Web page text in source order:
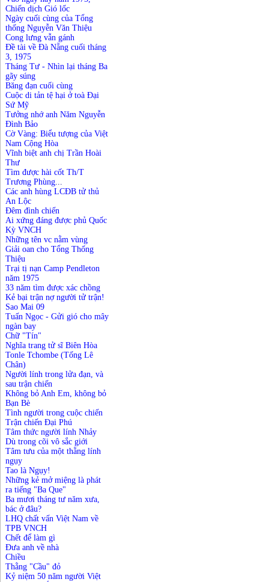
Chiến dịch Gió lốc
Ngày cuối cùng của Tổng
thống Nguyễn Văn Thiệu
Cong lưng vẫn gánh
Đề tài về Đà Nẵng cuối tháng
3, 1975
Tháng Tư - Nhìn lại tháng Ba
gãy súng
Băng đạn cuối cùng
Cuộc di tản tệ hại ở toà Đại
Sứ Mỹ
Tưởng nhớ anh Năm Nguyễn
Đình Bảo
Cờ Vàng: Biểu tượng của Việt
Nam Cộng Hòa
Vĩnh biệt anh chị Trần Hoài
Thư
Tìm được hài cốt Th/T
Trương Phùng
Các anh hùng LCĐB tử thủ
An Lộc
Đêm đình chiến
Ai xứng đáng được phủ Quốc
Kỳ VNCH
Những tên vc nằm vùng
Giải oan cho Tổng Thống
Thiệu
Trại tị nạn Camp Pendleton
năm 1975
33 năm tìm được xác chồng
Kẻ bại trận nợ người tử trận!
Sao Mai 09
Tuấn Ngọc - Gửi gió cho mây
ngàn bay
Chữ "Tín"
Nghĩa trang tử sĩ Biên Hòa
Tonle Tchombe (Tống Lê
Chân)
Người lính trong lửa đạn, và
sau trận chiến
Không bỏ Anh Em, không bỏ
Bạn Bè
Tình người trong cuộc chiến
Trận chiến Đại Phú
Tâm thức người lính Nhảy
Dù trong cõi vô sắc giới
Tâm tưu của một thằng lính
ngụy
Tao là Ngụy!
Những kẻ mở miệng là phát
ra tiếng "Ba Que"
Ba mươi tháng tư năm xưa,
bác ở đâu?
LHQ chất vấn Việt Nam về
TPB VNCH
Chết để làm gì
Đưa anh về nhà
Chiều
Thằng "Cầu" đỏ
Kỷ niệm 50 năm người Việt